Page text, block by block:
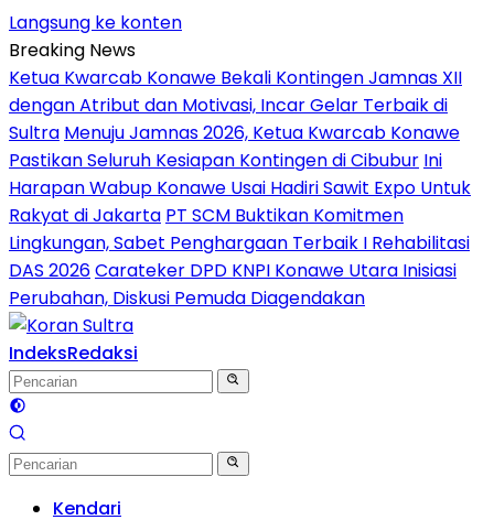
Langsung ke konten
Breaking News
Ketua Kwarcab Konawe Bekali Kontingen Jamnas XII
dengan Atribut dan Motivasi, Incar Gelar Terbaik di
Sultra Menuju Jamnas 2026, Ketua Kwarcab Konawe
Pastikan Seluruh Kesiapan Kontingen di Cibubur Ini
Harapan Wabup Konawe Usai Hadiri Sawit Expo Untuk
Rakyat di Jakarta PT SCM Buktikan Komitmen
Lingkungan, Sabet Penghargaan Terbaik I Rehabilitasi
DAS 2026Carateker DPD KNPI Konawe Utara Inisiasi
Perubahan, Diskusi Pemuda Diagendakan
IndeksRedaksi
Kendari